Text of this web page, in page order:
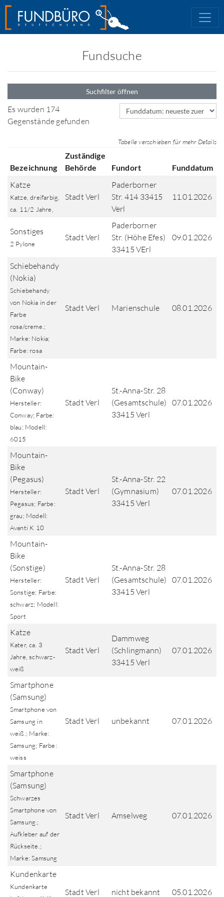
Fundsuche
Suchfilter öffnen
Es wurden 174
Gegenstände gefunden
Sortierfeld
Tabelle verschieben für mehr Details
Bezeichnung
Zuständige
Behörde
Fundort Funddatum
Katze
Katze, dreifarbig,
ca. 11/2 Jahre,
Stadt Verl
Paderborner
Str. 414 33415
Verl
11.01.2026
Sonstiges
2 Pylone
Stadt Verl
Paderborner
Str. (Höhe Efes)
33415 VErl
09.01.2026
Schiebehandy
(Nokia)
Schiebehandy
von Nokia in der
Farbe
rosa/creme.;
Marke: Nokia;
Farbe: rosa
Stadt Verl Marienschule 08.01.2026
Mountain-
Bike
(Conway)
Hersteller:
Conway; Farbe:
blau; Modell:
6015
Stadt Verl
St.-Anna-Str. 28
(Gesamtschule)
33415 Verl
07.01.2026
Mountain-
Bike
(Pegasus)
Hersteller:
Pegasus; Farbe:
grau; Modell:
Avanti K 10
Stadt Verl
St.-Anna-Str. 22
(Gymnasium)
33415 Verl
07.01.2026
Mountain-
Bike
(Sonstige)
Hersteller:
Sonstige; Farbe:
schwarz; Modell:
Sport
Stadt Verl
St.-Anna-Str. 28
(Gesamtschule)
33415 Verl
07.01.2026
Katze
Kater, ca. 3
Jahre, schwarz-
weiß
Stadt Verl
Dammweg
(Schlingmann)
33415 Verl
07.01.2026
Smartphone
(Samsung)
Smartphone von
Samsung in
weiß.; Marke:
Samsung; Farbe:
weiss
Stadt Verl unbekannt 07.01.2026
Smartphone
(Samsung)
Schwarzes
Smartphone von
Samsung.;
Aufkleber auf der
Rückseite.;
Marke: Samsung
Stadt Verl Amselweg 07.01.2026
Kundenkarte
Kundenkarte
Stadt Verl nicht bekannt 05.01.2026